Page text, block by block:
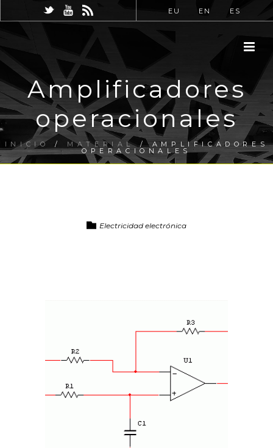
EU EN ES
Amplificadores
operacionales
INICIO / MATERIAL/ AMPLIFICADORES
OPERACIONALES
Electricidad electrónica